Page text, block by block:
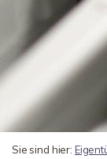
Sie sind hier: